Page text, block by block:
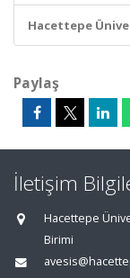
Hacettepe
Paylaş
İletişim
Hacettepe
Birimi